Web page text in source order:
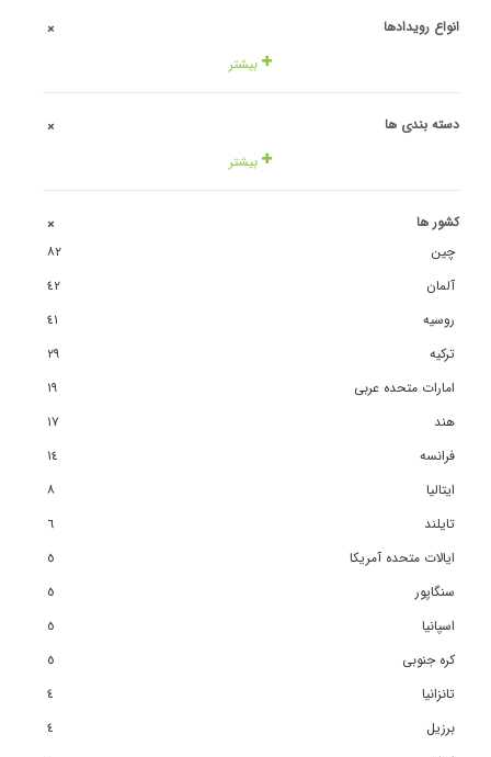
انواع رویدادها +
بیشتر
دسته بندی ها +
بیشتر
کشور ها +
چین
٨٢
آلمان
٤٢
روسیه
٤١
ترکیه
٢٩
امارات متحده عربی
١٩
هند
١٧
فرانسه
١٤
ایتالیا
٨
تایلند
٦
ایالات متحده آمریکا
٥
سنگاپور
٥
اسپانیا
٥
کره جنوبی
٥
تانزانیا
٤
برزیل
٤